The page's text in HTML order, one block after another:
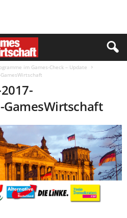
im Games-Check – Update